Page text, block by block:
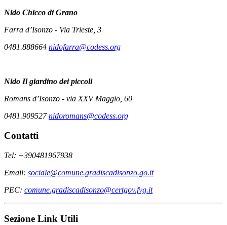
Nido Chicco di Grano
Farra d’Isonzo - Via Trieste, 3
0481.888664 nidofarra@codess.org
Nido Il giardino dei piccoli
Romans d’Isonzo - via XXV Maggio, 60
0481.909527nidoromans@codess.org
Contatti
Tel: +390481967938
Email: sociale@comune.gradiscadisonzo.go.it
PEC: comune.gradiscadisonzo@certgov.fvg.it
Sezione Link Utili